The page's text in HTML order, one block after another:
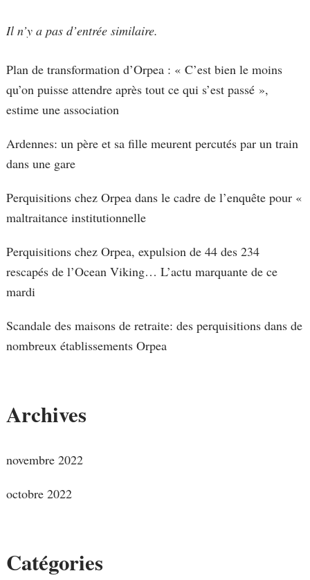
Il n’y a pas d’entrée similaire.
Plan de transformation d’Orpea : « C’est bien le moins
qu’on puisse attendre après tout ce qui s’est passé »,
estime une association
Ardennes: un père et sa fille meurent percutés par un train
dans une gare
Perquisitions chez Orpea dans le cadre de l’enquête pour «
maltraitance institutionnelle
Perquisitions chez Orpea, expulsion de 44 des 234
rescapés de l’Ocean Viking… L’actu marquante de ce
mardi
Scandale des maisons de retraite: des perquisitions dans de
nombreux établissements Orpea
Archives
novembre 2022
octobre 2022
Catégories